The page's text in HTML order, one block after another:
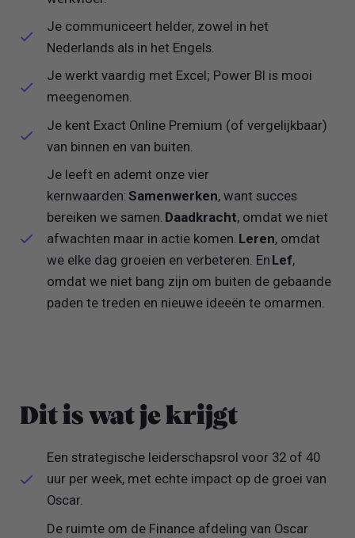
Je communiceert helder, zowel in het
Nederlands als in het Engels.
Je werkt vaardig met Excel; Power BI is mooi
meegenomen.
Je kent Exact Online Premium (of vergelijkbaar)
van binnen en van buiten.
Je leeft en ademt onze vier
kernwaarden:Samenwerken, want succes
bereiken we samen. Daadkracht, omdat we niet
afwachten maar in actie komen. Leren, omdat
we elke dag groeien en verbeteren. En Lef,
omdat we niet bang zijn om buiten de gebaande
paden te treden en nieuwe ideeën te omarmen.
Dit is wat je krijgt
Een strategische leiderschapsrol voor 32 of 40
uur per week, met echte impact op de groei van
Oscar.
De ruimte om de Finance afdeling van Oscar